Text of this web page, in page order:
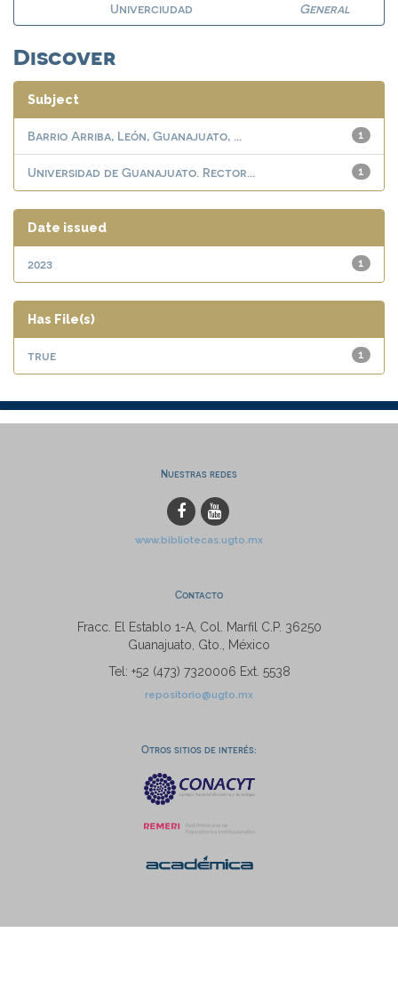
Univerciudad
General
Discover
Subject
1
Barrio Arriba, León, Guanajuato, ...
1
Universidad de Guanajuato. Rector...
Date issued
1
2023
Has File(s)
1
true
Nuestras redes
www.bibliotecas.ugto.mx
Contacto
Fracc. El Establo 1-A, Col. Marfil C.P. 36250
Guanajuato, Gto., México
Tel: +52 (473) 7320006 Ext. 5538
repositorio@ugto.mx
Otros sitios de interés: